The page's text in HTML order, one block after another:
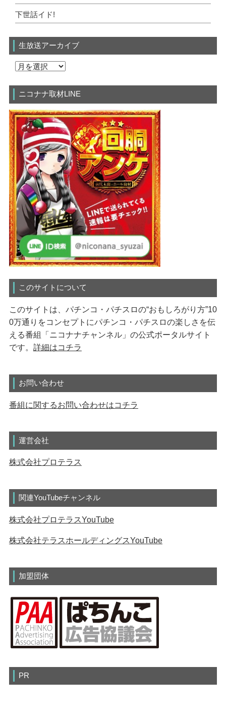
下世話イド!
生放送アーカイブ
ニコナナ取材LINE
このサイトについて
このサイトは、パチンコ・パチスロの“おもしろがり方”10
0万通りをコンセプトにパチンコ・パチスロの楽しさを伝
える番組「ニコナナチャンネル」の公式ポータルサイト
です。 詳細はコチラ
お問い合わせ
番組に関するお問い合わせはコチラ
運営会社
株式会社プロテラス
関連YouTubeチャンネル
株式会社プロテラスYouTube
株式会社テラスホールディングスYouTube
加盟団体
PR